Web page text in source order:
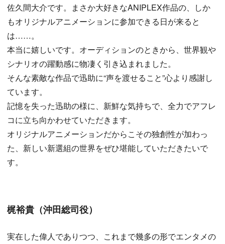
佐久間大介です。まさか大好きなANIPLEX作品の、しか
もオリジナルアニメーションに参加できる日が来ると
は……。
本当に嬉しいです。オーディションのときから、世界観や
シナリオの躍動感に物凄く引き込まれました。
そんな素敵な作品で迅助に“声を渡せること”心より感謝し
ています。
記憶を失った迅助の様に、新鮮な気持ちで、全力でアフレ
コに立ち向かわせていただきます。
オリジナルアニメーションだからこその独創性が加わっ
た、新しい新選組の世界をぜひ堪能していただきたいで
す。
梶裕貴（沖田総司役）
実在した偉人でありつつ、これまで幾多の形でエンタメの